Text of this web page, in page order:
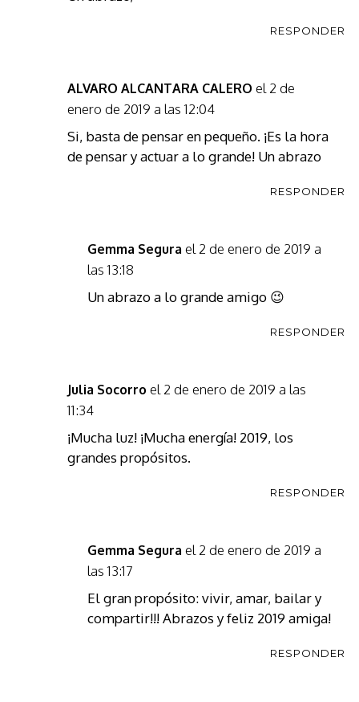
RESPONDER
ALVARO ALCANTARA CALERO el 2 de
enero de 2019 a las 12:04
Si, basta de pensar en pequeño. ¡Es la hora
de pensar y actuar a lo grande! Un abrazo
RESPONDER
Gemma Segura el 2 de enero de 2019 a
las 13:18
Un abrazo a lo grande amigo 😉
RESPONDER
Julia Socorro el 2 de enero de 2019 a las
11:34
¡Mucha luz! ¡Mucha energía! 2019, los
grandes propósitos.
RESPONDER
Gemma Segura el 2 de enero de 2019 a
las 13:17
El gran propósito: vivir, amar, bailar y
compartir!!! Abrazos y feliz 2019 amiga!
RESPONDER